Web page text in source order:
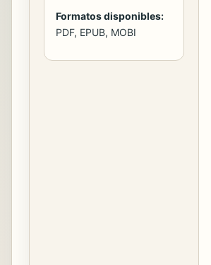
Formatos disponibles:
PDF, EPUB, MOBI